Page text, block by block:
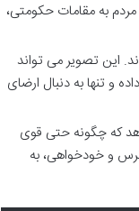
به مقامات حکومتی،
این تصویر می تواند
و تنها به دنبال ارضای
که چگونه حتی قوی
ترس و خودخواهی، به